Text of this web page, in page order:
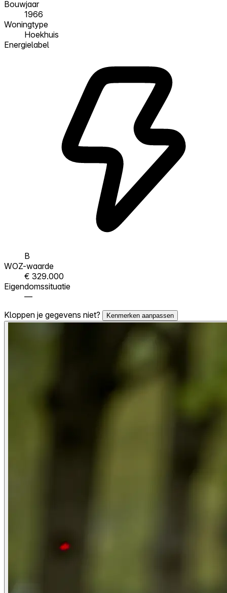
Bouwjaar
1966
Woningtype
Hoekhuis
Energielabel
B
WOZ-waarde
€ 329.000
Eigendomssituatie
—
Kloppen je gegevens niet?
Kenmerken aanpassen